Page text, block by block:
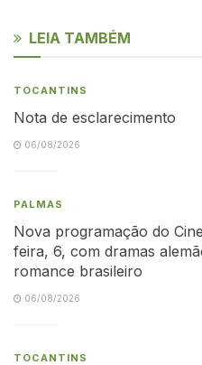
LEIA TAMBÉM
TOCANTINS
Nota de esclarecimento
06/08/2026
PALMAS
Nova programação do
feira, 6, com dramas
romance brasileiro
06/08/2026
TOCANTINS